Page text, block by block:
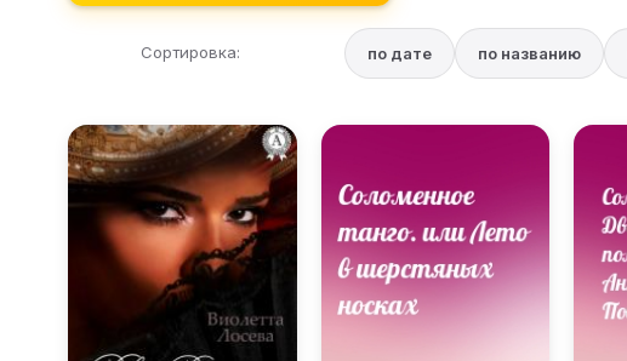
Сортировка: по дате по названию